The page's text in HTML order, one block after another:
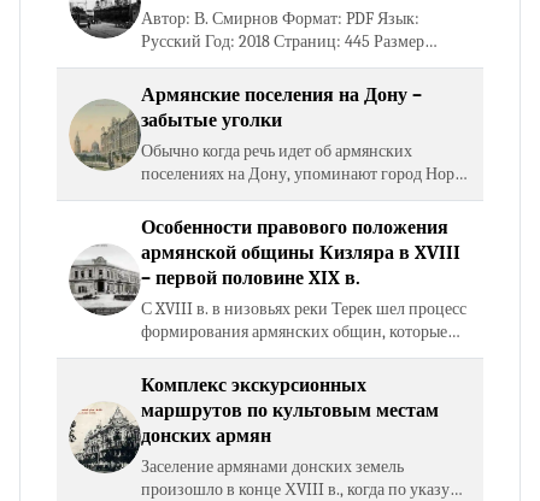
Автор: В. Смирнов Формат: PDF Язык:
Русский Год: 2018 Страниц: 445 Размер
файла: 151 Мб Открыть книгу Скачать книгу
Армянские поселения на Дону –
забытые уголки
Обычно когда речь идет об армянских
поселениях на Дону, упоминают город Нор-
Нахичеван и пять сел (Чалтырь, Крым,
Большие Салы, Султан-Салы и Несветай).
Однако помимо названных…
Особенности правового положения
армянской общины Кизляра в XVIII
– первой половине XIX в.
С XVIII в. в низовьях реки Терек шел процесс
формирования армянских общин, которые
пользовались поддержкой российского
правительства. Петровские указы 1711, 1719,
Комплекс экскурсионных
маршрутов по культовым местам
донских армян
Заселение армянами донских земель
произошло в конце ХVIII в., когда по указу